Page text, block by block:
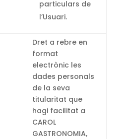
particulars de
l’Usuari.
Dret a rebre en
format
electrònic les
dades personals
de la seva
titularitat que
hagi facilitat a
CAROL
GASTRONOMIA,